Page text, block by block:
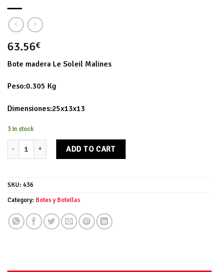
63.56€
Bote madera Le Soleil Malines
Peso:0.305 Kg
Dimensiones:25x13x13
3 in stock
Bote madera Le Soleil Malines quantity
ADD TO CART
SKU: 436
Category: Botes y Botellas